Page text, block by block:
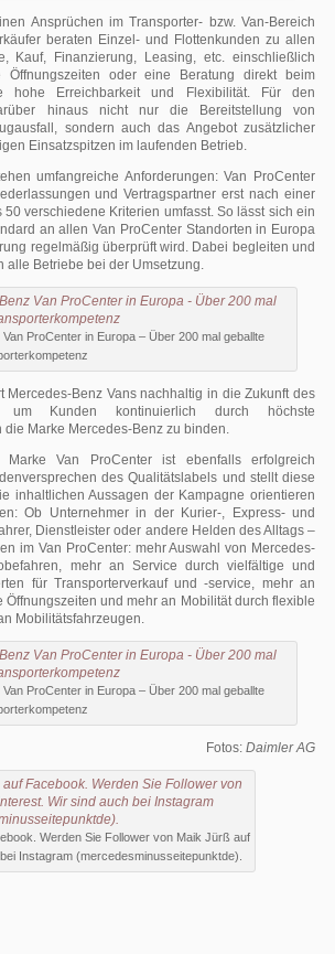
Ansprüchen im Transporter- bzw. Van-Bereich
beraten Einzel- und Flottenkunden zu allen
Kauf, Finanzierung, Leasing, etc. einschließlich
Öffnungszeiten oder eine Beratung direkt beim
hohe Erreichbarkeit und Flexibilität. Für den
hinaus nicht nur die Bereitstellung von
sondern auch das Angebot zusätzlicher
Einsatzspitzen im laufenden Betrieb.
umfangreiche Anforderungen: Van ProCenter
und Vertragspartner erst nach einer
verschiedene Kriterien umfasst. So lässt sich ein
an allen Van ProCenter Standorten in Europa
regelmäßig überprüft wird. Dabei begleiten und
alle Betriebe bei der Umsetzung.
ProCenter in Europa – Über 200 mal geballte
Mercedes-Benz Vans nachhaltig in die Zukunft des
um Kunden kontinuierlich durch höchste
Marke Mercedes-Benz zu binden.
Van ProCenter ist ebenfalls erfolgreich
des Qualitätslabels und stellt diese
inhaltlichen Aussagen der Kampagne orientieren
Ob Unternehmer in der Kurier-, Express- und
Dienstleister oder andere Helden des Alltags –
im Van ProCenter: mehr Auswahl von Mercedes-
mehr an Service durch vielfältige und
für Transporterverkauf und -service, mehr an
und mehr an Mobilität durch flexible
Mobilitätsfahrzeugen.
ProCenter in Europa – Über 200 mal geballte
Fotos: Daimler AG
Werden Sie Follower von Maik Jürß auf
Instagram (mercedesminusseitepunktde).